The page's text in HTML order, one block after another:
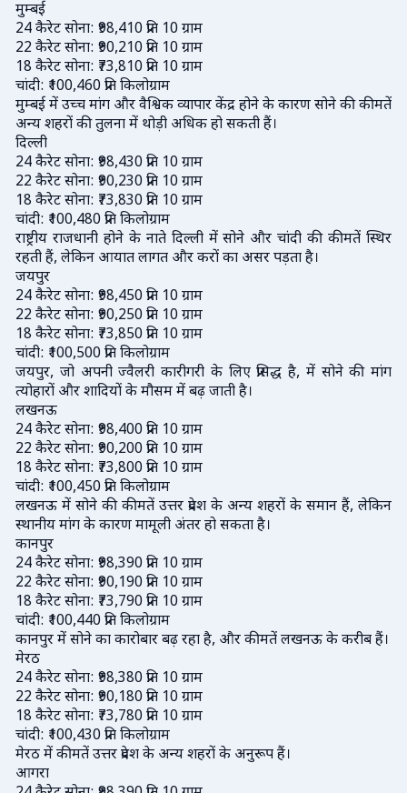
मुम्बई
24 कैरेट सोना: ₹98,410 प्रति 10 ग्राम
22 कैरेट सोना: ₹90,210 प्रति 10 ग्राम
18 कैरेट सोना: ₹73,810 प्रति 10 ग्राम
चांदी: ₹100,460 प्रति किलोग्राम
मुम्बई में उच्च मांग और वैश्विक व्यापार केंद्र होने के कारण सोने की कीमतें
अन्य शहरों की तुलना में थोड़ी अधिक हो सकती हैं।
दिल्ली
24 कैरेट सोना: ₹98,430 प्रति 10 ग्राम
22 कैरेट सोना: ₹90,230 प्रति 10 ग्राम
18 कैरेट सोना: ₹73,830 प्रति 10 ग्राम
चांदी: ₹100,480 प्रति किलोग्राम
राष्ट्रीय राजधानी होने के नाते दिल्ली में सोने और चांदी की कीमतें स्थिर
रहती हैं, लेकिन आयात लागत और करों का असर पड़ता है।
जयपुर
24 कैरेट सोना: ₹98,450 प्रति 10 ग्राम
22 कैरेट सोना: ₹90,250 प्रति 10 ग्राम
18 कैरेट सोना: ₹73,850 प्रति 10 ग्राम
चांदी: ₹100,500 प्रति किलोग्राम
जयपुर, जो अपनी ज्वैलरी कारीगरी के लिए प्रसिद्ध है, में सोने की मांग
त्योहारों और शादियों के मौसम में बढ़ जाती है।
लखनऊ
24 कैरेट सोना: ₹98,400 प्रति 10 ग्राम
22 कैरेट सोना: ₹90,200 प्रति 10 ग्राम
18 कैरेट सोना: ₹73,800 प्रति 10 ग्राम
चांदी: ₹100,450 प्रति किलोग्राम
लखनऊ में सोने की कीमतें उत्तर प्रदेश के अन्य शहरों के समान हैं, लेकिन
स्थानीय मांग के कारण मामूली अंतर हो सकता है।
कानपुर
24 कैरेट सोना: ₹98,390 प्रति 10 ग्राम
22 कैरेट सोना: ₹90,190 प्रति 10 ग्राम
18 कैरेट सोना: ₹73,790 प्रति 10 ग्राम
चांदी: ₹100,440 प्रति किलोग्राम
कानपुर में सोने का कारोबार बढ़ रहा है, और कीमतें लखनऊ के करीब हैं।
मेरठ
24 कैरेट सोना: ₹98,380 प्रति 10 ग्राम
22 कैरेट सोना: ₹90,180 प्रति 10 ग्राम
18 कैरेट सोना: ₹73,780 प्रति 10 ग्राम
चांदी: ₹100,430 प्रति किलोग्राम
मेरठ में कीमतें उत्तर प्रदेश के अन्य शहरों के अनुरूप हैं।
आगरा